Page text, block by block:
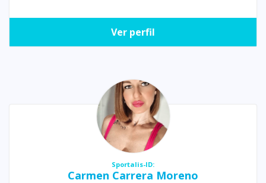
Ver perfil
Sportalis-ID:
Carmen Carrera Moreno